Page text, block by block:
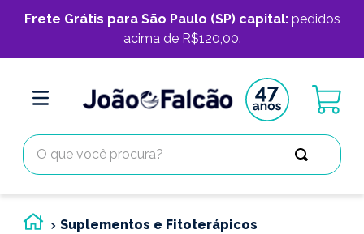
Frete Grátis para São Paulo (SP) capital:pedidos
acima de R$120,00.
O que você procura?
Suplementos e Fitoterápicos